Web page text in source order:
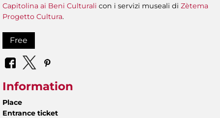
Capitolina ai Beni Culturali con i servizi museali di Zètema
Progetto Cultura.
Free
Information
Place
Entrance ticket